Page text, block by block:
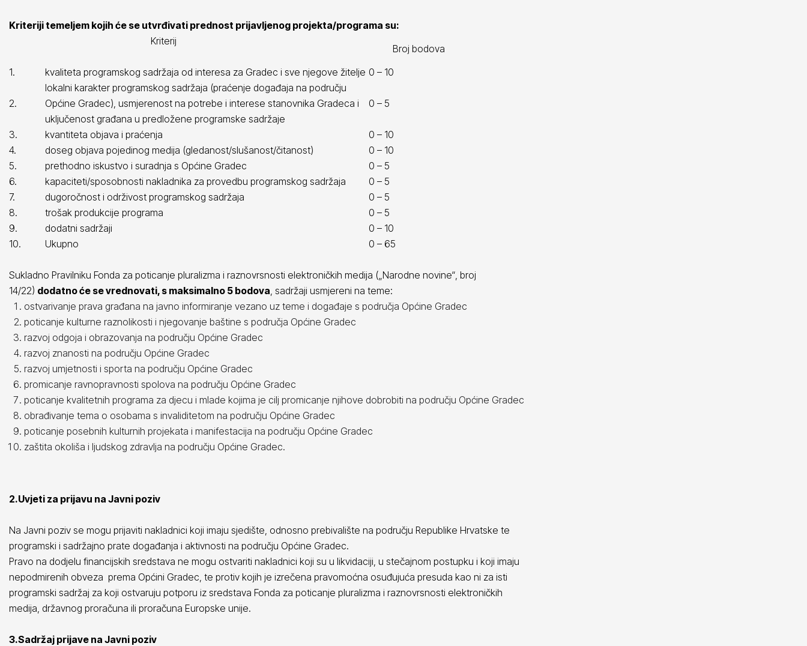
Kriteriji temeljem kojih će se utvrđivati prednost prijavljenog projekta/programa su:
Kriterij
Broj bodova
1.
kvaliteta programskog sadržaja od interesa za Gradec i sve njegove žitelje 0 – 10
2.
lokalni karakter programskog sadržaja (praćenje događaja na području
Općine Gradec), usmjerenost na potrebe i interese stanovnika Gradeca i
uključenost građana u predložene programske sadržaje
0 – 5
3. kvantiteta objava i praćenja
0 – 10
4.
doseg objava pojedinog medija (gledanost/slušanost/čitanost)
0 – 10
5.
prethodno iskustvo i suradnja s Općine Gradec
0 – 5
6.
kapaciteti/sposobnosti nakladnika za provedbu programskog sadržaja
0 – 5
7.
dugoročnost i održivost programskog sadržaja
0 – 5
8.
trošak produkcije programa
0 – 5
9.
dodatni sadržaji
0 – 10
10.
Ukupno 0 – 65
Sukladno Pravilniku Fonda za poticanje pluralizma i raznovrsnosti elektroničkih medija („Narodne novine“, broj
14/22) dodatno će se vrednovati, s maksimalno 5 bodova, sadržaji usmjereni na teme:
ostvarivanje prava građana na javno informiranje vezano uz teme i događaje s područja Općine Gradec
poticanje kulturne raznolikosti i njegovanje baštine s područja Općine Gradec
razvoj odgoja i obrazovanja na području Općine Gradec
razvoj znanosti na području Općine Gradec
razvoj umjetnosti i sporta na području Općine Gradec
promicanje ravnopravnosti spolova na području Općine Gradec
poticanje kvalitetnih programa za djecu i mlade kojima je cilj promicanje njihove dobrobiti na području Općine Gradec
obrađivanje tema o osobama s invaliditetom na području Općine Gradec
poticanje posebnih kulturnih projekata i manifestacija na području Općine Gradec
zaštita okoliša i ljudskog zdravlja na području Općine Gradec.
2.Uvjeti za prijavu na Javni poziv
Na Javni poziv se mogu prijaviti nakladnici koji imaju sjedište, odnosno prebivalište na području Republike Hrvatske te
programski i sadržajno prate događanja i aktivnosti na području Općine Gradec.
Pravo na dodjelu financijskih sredstava ne mogu ostvariti nakladnici koji su u likvidaciji, u stečajnom postupku i koji imaju
nepodmirenih obveza prema Općini Gradec, te protiv kojih je izrečena pravomoćna osuđujuća presuda kao ni za isti
programski sadržaj za koji ostvaruju potporu iz sredstava Fonda za poticanje pluralizma i raznovrsnosti elektroničkih
medija, državnog proračuna ili proračuna Europske unije.
3.Sadržaj prijave na Javni poziv